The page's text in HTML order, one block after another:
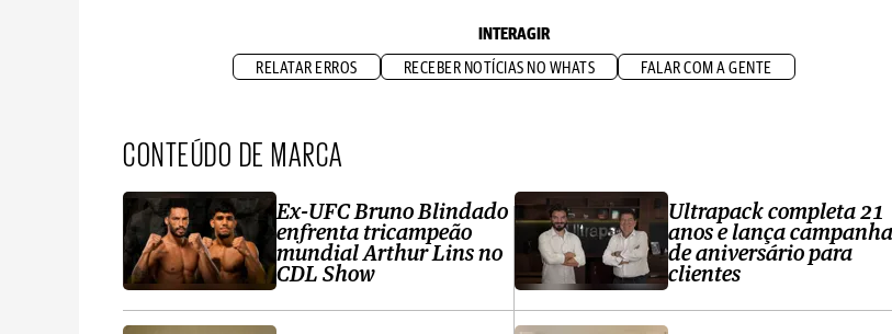
INTERAGIR
RELATAR ERROS RECEBER NOTÍCIAS NO WHATS FALAR COM A GENTE
CONTEÚDO DE MARCA
Ex-UFC Bruno Blindado
enfrenta tricampeão
mundial Arthur Lins no
CDL Show
Ultrapack completa 21
anos e lança campanha
de aniversário para
clientes